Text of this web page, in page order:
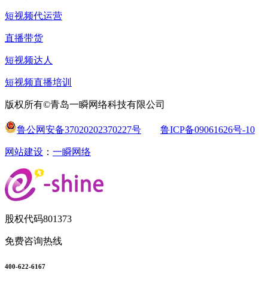
短视频代运营
直播带货
短视频达人
短视频直播培训
版权所有©青岛一瞬网络科技有限公司
鲁公网安备37020202370227号 鲁ICP备09061626号-10
网站建设 ： 一瞬网络
股权代码801373
免费咨询热线
400-622-6167